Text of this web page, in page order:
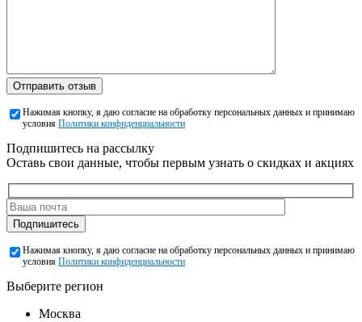
Отправить отзыв
Нажимая кнопку, я даю согласие на обработку персональных данных и принимаю
условия Политики конфиденциальности
Подпишитесь на рассылку
Оставь свои данные, чтобы первым узнать о скидках и акциях
Подпишитесь
Нажимая кнопку, я даю согласие на обработку персональных данных и принимаю
условия Политики конфиденциальности
Выберите регион
Москва